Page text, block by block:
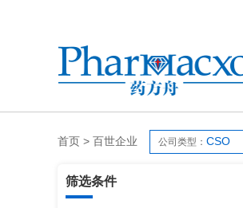
首页 > 百世企业 公司类型： CSO
筛选条件